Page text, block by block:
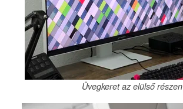
Üvegkeret az elülső részen